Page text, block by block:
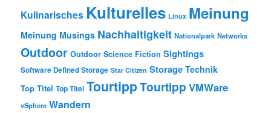
Kulinarisches Kulturelles Linux Meinung
Meinung Musings Nachhaltigkeit Nationalpark Networks
Outdoor Outdoor Science Fiction Sightings
Software Defined Storage Star Citizen Storage Technik
Top Titel Top Titel TourtippTourtipp VMWare
vSphere Wandern